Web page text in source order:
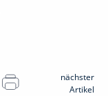
nächster
Artikel